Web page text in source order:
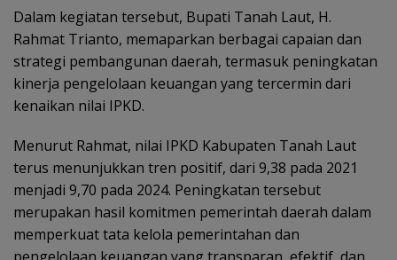
Dalam kegiatan tersebut, Bupati Tanah Laut, H.
Rahmat Trianto, memaparkan berbagai capaian dan
strategi pembangunan daerah, termasuk peningkatan
kinerja pengelolaan keuangan yang tercermin dari
kenaikan nilai IPKD.
Menurut Rahmat, nilai IPKD Kabupaten Tanah Laut
terus menunjukkan tren positif, dari 9,38 pada 2021
menjadi 9,70 pada 2024. Peningkatan tersebut
merupakan hasil komitmen pemerintah daerah dalam
memperkuat tata kelola pemerintahan dan